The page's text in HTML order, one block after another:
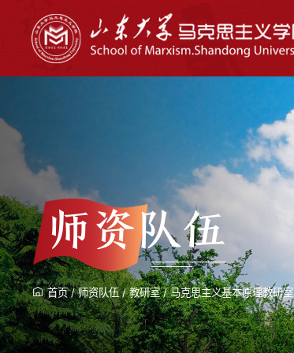
师资队伍
首页/师资队伍/教研室/马克思主义基本原理教研室